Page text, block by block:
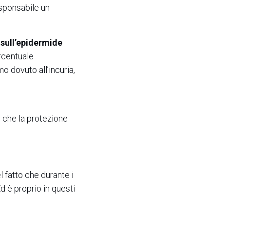
un
dovuto all’incuria,
che la protezione
fatto che durante i
è proprio in questi